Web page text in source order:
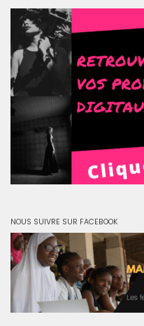
NOUS SUIVRE SUR FACEBOOK